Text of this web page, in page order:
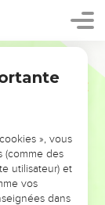
LES
», vous
(comme des
utilisateur) et
vos
dans